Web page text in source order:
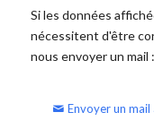
Si les données
nécessitent d'être
nous envoyer un mail :
Envoyer un